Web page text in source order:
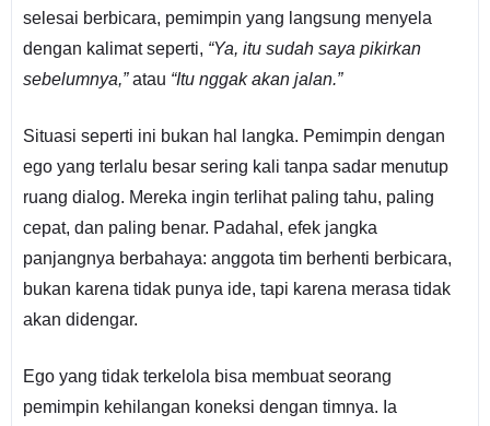
selesai berbicara, pemimpin yang langsung menyela
dengan kalimat seperti, “Ya, itu sudah saya pikirkan
sebelumnya,”atau “Itu nggak akan jalan.”
Situasi seperti ini bukan hal langka. Pemimpin dengan
ego yang terlalu besar sering kali tanpa sadar menutup
ruang dialog. Mereka ingin terlihat paling tahu, paling
cepat, dan paling benar. Padahal, efek jangka
panjangnya berbahaya: anggota tim berhenti berbicara,
bukan karena tidak punya ide, tapi karena merasa tidak
akan didengar.
Ego yang tidak terkelola bisa membuat seorang
pemimpin kehilangan koneksi dengan timnya. Ia